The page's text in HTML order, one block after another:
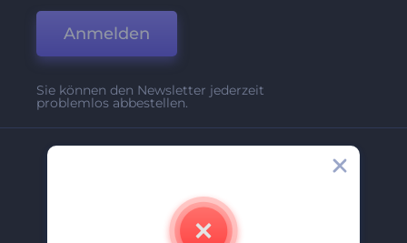
Anmelden
Sie können den Newsletter jederzeit
problemlos abbestellen.